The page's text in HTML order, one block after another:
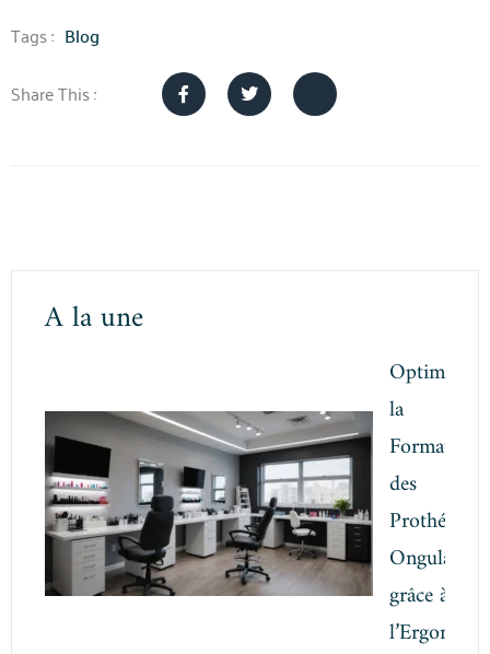
Tags : Blog
Share This :
A la une
Optimiser
la
Formation
des
Prothésistes
Ongulaires
grâce à